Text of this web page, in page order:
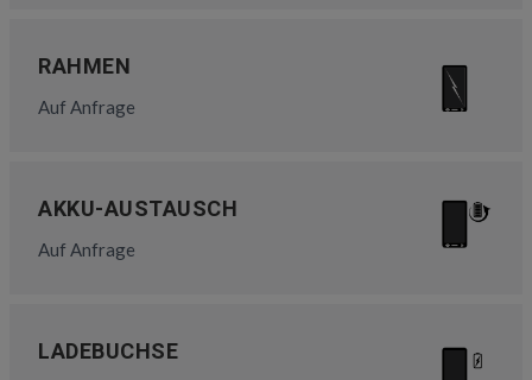
RAHMEN
Auf Anfrage
AKKU-AUSTAUSCH
Auf Anfrage
LADEBUCHSE